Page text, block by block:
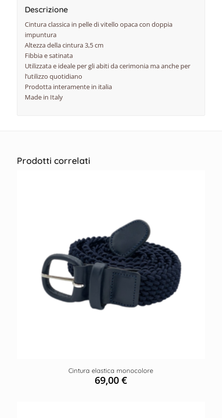
Descrizione
Cintura classica in pelle di vitello opaca con doppia
impuntura
Altezza della cintura 3,5 cm
Fibbia e satinata
Utilizzata e ideale per gli abiti da cerimonia ma anche per
l’utilizzo quotidiano
Prodotta interamente in italia
Made in Italy
Prodotti correlati
Cintura elastica monocolore
69,00€